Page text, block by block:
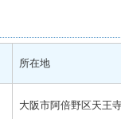
所在地
大阪市阿倍野区天王